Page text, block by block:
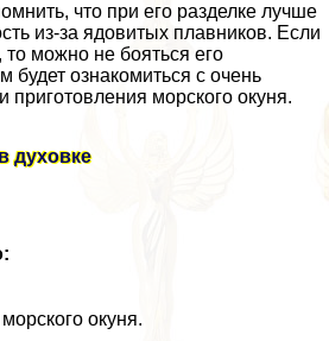
что при его разделке лучше
из-за ядовитых плавников. Если
то можно не бояться его
ознакомиться с очень
морского окуня.
духовке
окуня.